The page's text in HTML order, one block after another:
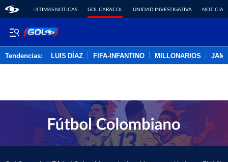
ÚLTIMAS NOTICAS GOL CARACOL UNIDAD INVESTIGATIVA NOTICIAS
Tendencias: LUIS DÍAZ FIFA-INFANTINO MILLONARIOS